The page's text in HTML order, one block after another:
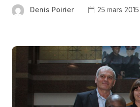
Denis Poirier 25 mars 2015